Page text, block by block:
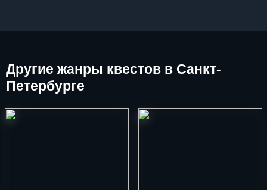
Другие жанры квестов в Санкт-
Петербурге